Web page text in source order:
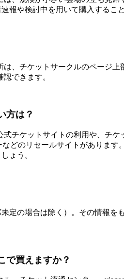
や検討中を用いて購入するこ
、チケットサークルのページ
できます。
方は？
チケットサイトの利用や、チケ
どのリセールサイトがありま
ょう。
定の場合は除く）。その情報
で買えますか？